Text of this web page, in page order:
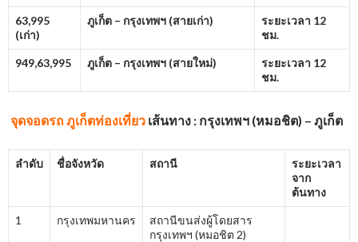
63,995
(เก่า)
ภูเก็ต – กรุงเทพฯ (สายเก่า)
ระยะเวลา 12
ชม.
949,63,995 ภูเก็ต – กรุงเทพฯ (สายใหม่)
ระยะเวลา 12
ชม.
จุดจอดรถ ภูเก็ตท่องเที่ยว เส้นทาง : กรุงเทพฯ (หมอชิต) – ภูเก็ต
ลำดับ ชื่อจังหวัด สถานี
ระยะเวลา
จาก
ต้นทาง
1 กรุงเทพมหานคร
สถานีขนส่งผู้โดยสาร
กรุงเทพฯ (หมอชิต 2)